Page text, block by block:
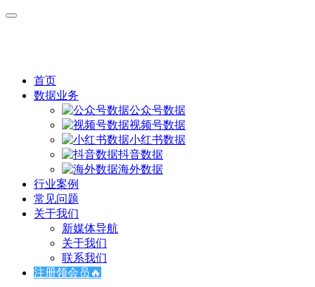
首页
数据业务
公众号数据
视频号数据
小红书数据
抖音数据
海外数据
行业案例
常见问题
关于我们
新媒体导航
关于我们
联系我们
注册领会员🔥